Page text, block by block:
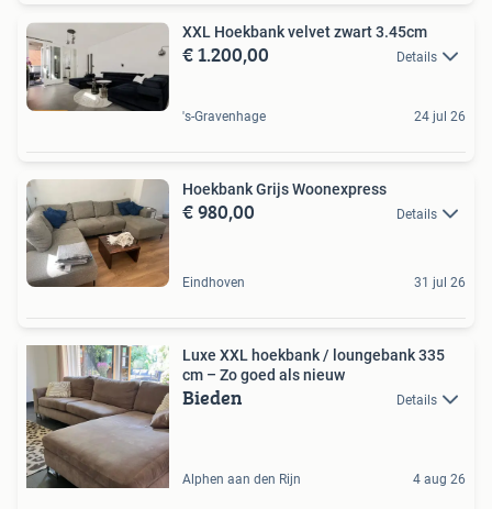
XXL Hoekbank velvet zwart 3.45cm
€ 1.200,00 Details
's-Gravenhage 24 jul 26
Hoekbank Grijs Woonexpress
€ 980,00 Details
Eindhoven 31 jul 26
Luxe XXL hoekbank / loungebank 335
cm – Zo goed als nieuw
Bieden Details
Alphen aan den Rijn 4 aug 26